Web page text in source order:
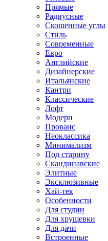
Прямые
Радиусные
Скошенные углы
Стиль
Современные
Евро
Английские
Дизайнерские
Итальянские
Кантри
Классические
Лофт
Модерн
Прованс
Неоклассика
Минимализм
Под старину
Скандинавские
Элитные
Эксклюзивные
Хай-тек
Особенности
Для студии
Для хрущевки
Для дачи
Встроенные